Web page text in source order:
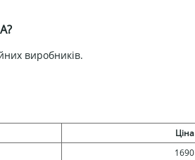
виробників.
Ціна
1690